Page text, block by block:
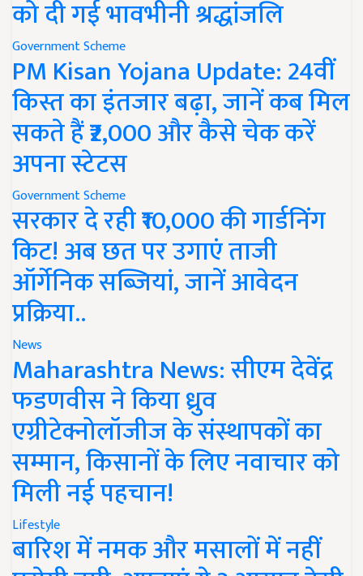
को दी गई भावभीनी श्रद्धांजलि
Government Scheme
PM Kisan Yojana Update: 24वीं
किस्त का इंतजार बढ़ा, जानें कब मिल
सकते हैं ₹2,000 और कैसे चेक करें
अपना स्टेटस
Government Scheme
सरकार दे रही ₹10,000 की गार्डनिंग
किट! अब छत पर उगाएं ताजी
ऑर्गेनिक सब्जियां, जानें आवेदन
प्रक्रिया..
News
Maharashtra News: सीएम देवेंद्र
फडणवीस ने किया ध्रुव
एग्रीटेक्नोलॉजीज के संस्थापकों का
सम्मान, किसानों के लिए नवाचार को
मिली नई पहचान!
Lifestyle
बारिश में नमक और मसालों में नहीं